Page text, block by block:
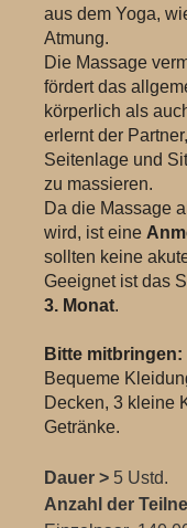
aus dem Yoga,
Atmung.
Die Massage
fördert das
körperlich als
erlernt der
Seitenlage und
zu massieren.
Da die Massage
wird, ist eine
sollten keine
Geeignet ist das
3. Monat.
Bitte mitbringen:
Bequeme
Decken, 3 kleine
Getränke.
Dauer > 5 Ustd.
Anzahl der